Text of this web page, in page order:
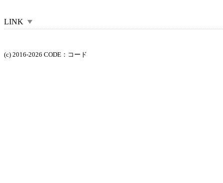
LINK
(c) 2016-2026 CODE：コード